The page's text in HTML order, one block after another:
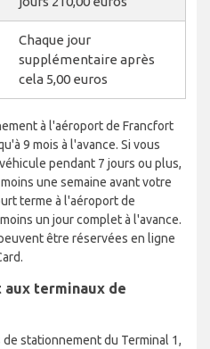
Chaque jour
supplémentaire après
cela 5,00 euros
à l'aéroport de Francfort
9 mois à l'avance. Si vous
pendant 7 jours ou plus,
une semaine avant votre
terme à l'aéroport de
un jour complet à l'avance.
être réservées en ligne
aux terminaux de
stationnement du Terminal 1,